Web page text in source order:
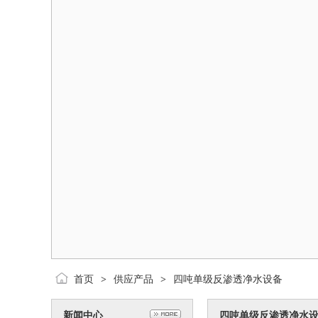
首页 > 供应产品 > 四吨单级反渗透净水设备
新闻中心 四吨单级反渗透净水